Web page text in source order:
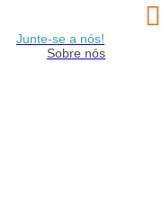

Junte-se a nós!
Sobre nós